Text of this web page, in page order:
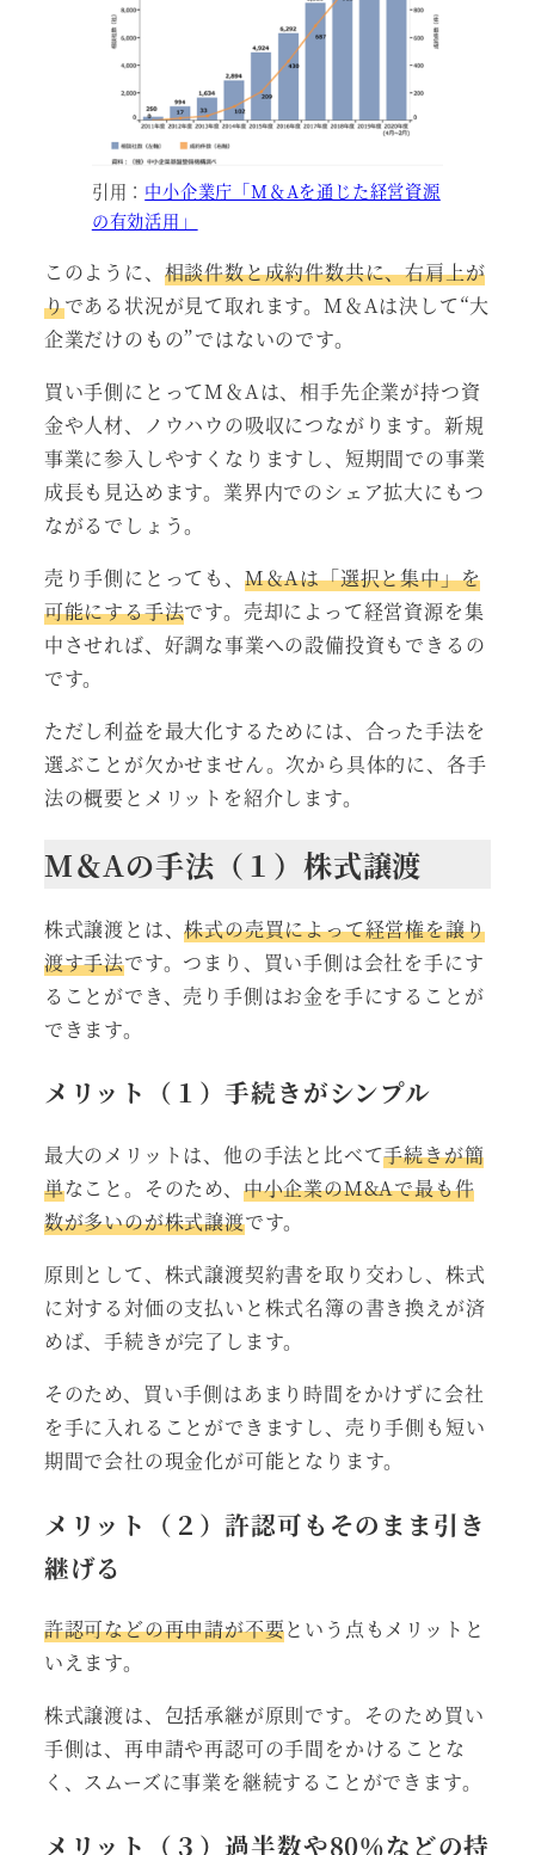
引用： 中小企業庁「M＆Aを通じた経営資源
の有効活用」
このように、 相談件数と成約件数共に、右肩上が
りである状況が見て取れます。M＆Aは決して“大
企業だけのもの”ではないのです。
買い手側にとってM＆Aは、相手先企業が持つ資
金や人材、ノウハウの吸収につながります。新規
事業に参入しやすくなりますし、短期間での事業
成長も見込めます。業界内でのシェア拡大にもつ
ながるでしょう。
売り手側にとっても、 M＆Aは「選択と集中」を
可能にする手法です。売却によって経営資源を集
中させれば、好調な事業への設備投資もできるの
です。
ただし利益を最大化するためには、合った手法を
選ぶことが欠かせません。次から具体的に、各手
法の概要とメリットを紹介します。
M＆Aの手法（１）株式譲渡
株式譲渡とは、株式の売買によって経営権を譲り
渡す手法です。つまり、買い手側は会社を手にす
ることができ、売り手側はお金を手にすることが
できます。
メリット（１）手続きがシンプル
最大のメリットは、他の手法と比べて手続きが簡
単なこと。そのため、 中小企業のM&Aで最も件
数が多いのが株式譲渡です。
原則として、株式譲渡契約書を取り交わし、株式
に対する対価の支払いと株式名簿の書き換えが済
めば、手続きが完了します。
そのため、買い手側はあまり時間をかけずに会社
を手に入れることができますし、売り手側も短い
期間で会社の現金化が可能となります。
メリット（２）許認可もそのまま引き
継げる
許認可などの再申請が不要という点もメリットと
いえます。
株式譲渡は、包括承継が原則です。そのため買い
手側は、再申請や再認可の手間をかけることな
く、スムーズに事業を継続することができます。
メリット（３）過半数や80％などの持